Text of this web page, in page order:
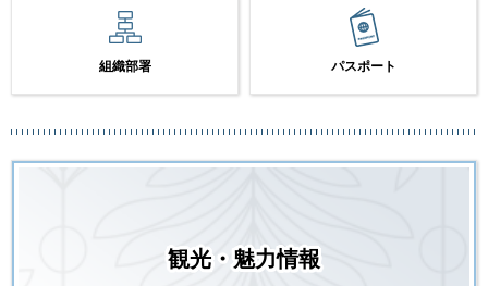
組織部署 パスポート
観光・魅力情報